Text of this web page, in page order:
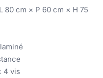
80 cm × P 60 cm × H 75
4 vis